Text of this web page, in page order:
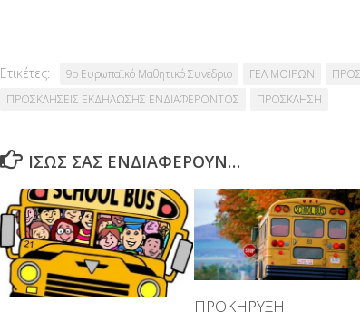
Ετικέτες: 9ο Ευρωπαϊκό Μαθητικό Συνέδριο ΓΕΛ ΜΟΙΡΩΝ
ΠΡΟΣΚΛΗΣΕΙΣ ΕΚΔΗΛΩΣΗΣ ΕΝΔΙΑΦΕΡΟΝΤΟΣ
ΠΡΟΣΚΛΗΣΗ
ΊΣΩΣ ΣΑΣ ΕΝΔΙΑΦΈΡΟΥΝ…
ΠΡΟΚΗΡΥΞΗ